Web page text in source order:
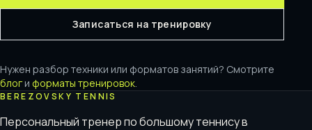
Записаться на тренировку
Нужен разбор техники или форматов занятий? Смотрите
блог и форматы тренировок.
BEREZOVSKY TENNIS
Персональный тренер по большому теннису в